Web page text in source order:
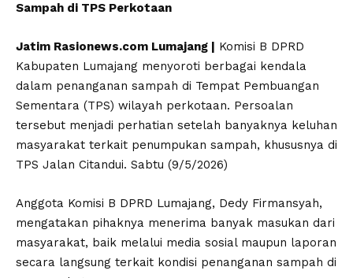
Sampah di TPS Perkotaan
Jatim Rasionews.com Lumajang | Komisi B DPRD
Kabupaten Lumajang menyoroti berbagai kendala
dalam penanganan sampah di Tempat Pembuangan
Sementara (TPS) wilayah perkotaan. Persoalan
tersebut menjadi perhatian setelah banyaknya keluhan
masyarakat terkait penumpukan sampah, khususnya di
TPS Jalan Citandui. Sabtu (9/5/2026)
Anggota Komisi B DPRD Lumajang, Dedy Firmansyah,
mengatakan pihaknya menerima banyak masukan dari
masyarakat, baik melalui media sosial maupun laporan
secara langsung terkait kondisi penanganan sampah di